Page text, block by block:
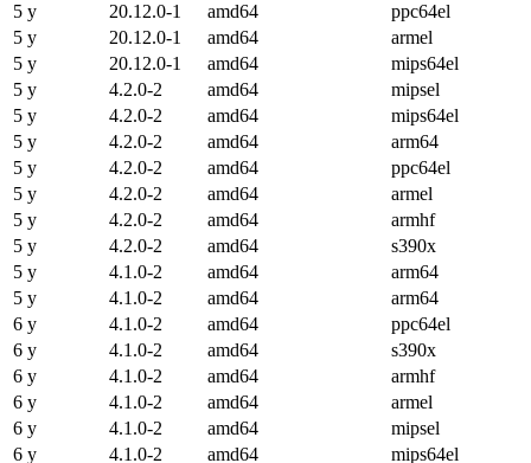
5 y
20.12.0-1 amd64
ppc64el
5 y
20.12.0-1 amd64
armel
5 y
20.12.0-1 amd64
mips64el
5 y
4.2.0-2 amd64
mipsel
5 y
4.2.0-2 amd64
mips64el
5 y
4.2.0-2 amd64
arm64
5 y
4.2.0-2 amd64
ppc64el
5 y
4.2.0-2 amd64
armel
5 y
4.2.0-2 amd64
armhf
5 y
4.2.0-2 amd64
s390x
5 y
4.1.0-2 amd64
arm64
5 y
4.1.0-2 amd64
arm64
6 y
4.1.0-2 amd64
ppc64el
6 y
4.1.0-2 amd64
s390x
6 y
4.1.0-2 amd64
armhf
6 y
4.1.0-2 amd64
armel
6 y
4.1.0-2 amd64
mipsel
6 y
4.1.0-2 amd64
mips64el